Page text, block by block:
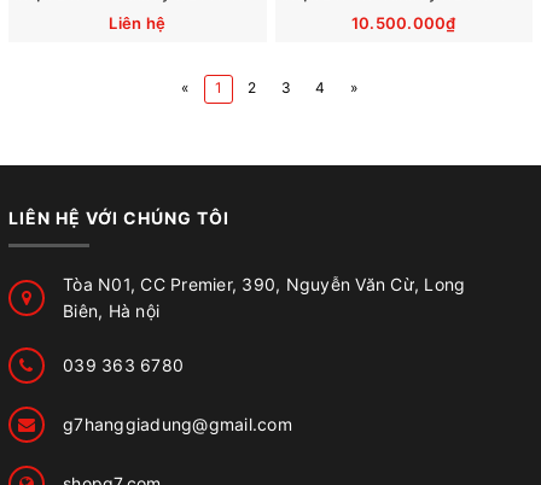
Liên hệ
10.500.000₫
« 1 2 3 4 »
LIÊN HỆ VỚI CHÚNG TÔI
Tòa N01, CC Premier, 390, Nguyễn Văn Cừ, Long
Biên, Hà nội
039 363 6780
g7hanggiadung@gmail.com